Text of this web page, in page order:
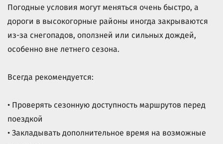
Погодные условия могут меняться очень быстро, а
дороги в высокогорные районы иногда закрываются
из-за снегопадов, оползней или сильных дождей,
особенно вне летнего сезона.
Всегда рекомендуется:
• Проверять сезонную доступность маршрутов перед
поездкой
• Закладывать дополнительное время на возможные